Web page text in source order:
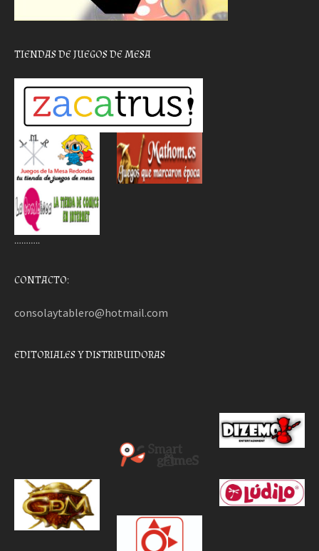
TIENDAS DE JUEGOS DE MESA
………..
CONTACTO:
consolaytablero@hotmail.com
EDITORIALES Y DISTRIBUIDORAS